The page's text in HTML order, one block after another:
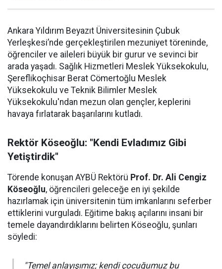
Ankara Yıldırım Beyazıt Üniversitesinin Çubuk
Yerleşkesi’nde gerçekleştirilen mezuniyet töreninde,
öğrenciler ve aileleri büyük bir gurur ve sevinci bir
arada yaşadı. Sağlık Hizmetleri Meslek Yüksekokulu,
Şereflikoçhisar Berat Cömertoğlu Meslek
Yüksekokulu ve Teknik Bilimler Meslek
Yüksekokulu'ndan mezun olan gençler, keplerini
havaya fırlatarak başarılarını kutladı.
Rektör Köseoğlu: "Kendi Evladımız Gibi
Yetiştirdik"
Törende konuşan AYBÜ Rektörü Prof. Dr. Ali Cengiz
Köseoğlu, öğrencileri geleceğe en iyi şekilde
hazırlamak için üniversitenin tüm imkanlarını seferber
ettiklerini vurguladı. Eğitime bakış açılarını insani bir
temele dayandırdıklarını belirten Köseoğlu, şunları
söyledi:
"Temel anlayışımız; kendi çocuğumuz bu